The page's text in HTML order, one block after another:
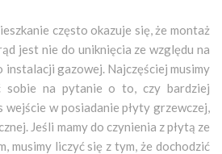
często okazuje się, że montaż
jest nie do uniknięcia ze względu na
instalacji gazowej. Najczęściej musimy
sobie na pytanie o to, czy bardziej
wejście w posiadanie płyty grzewczej,
Jeśli mamy do czynienia z płytą ze
musimy liczyć się z tym, że dochodzić